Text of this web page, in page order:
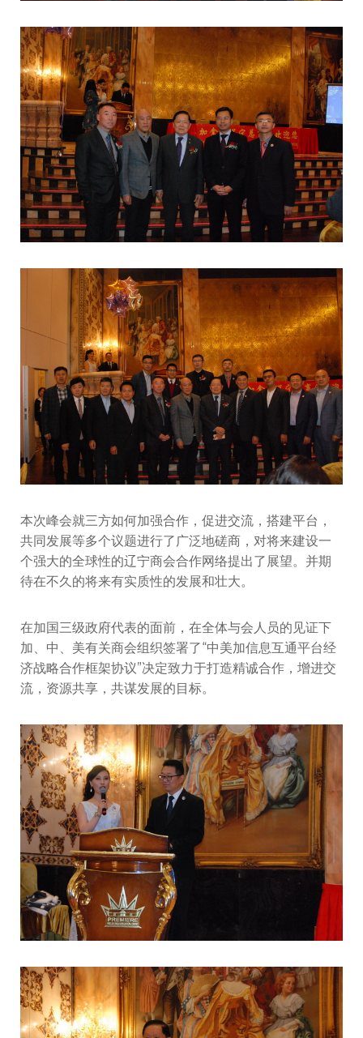
本次峰会就三方如何加强合作，促进交流，搭建平台，
共同发展等多个议题进行了广泛地磋商，对将来建设一
个强大的全球性的辽宁商会合作网络提出了展望。并期
待在不久的将来有实质性的发展和壮大。
在加国三级政府代表的面前，在全体与会人员的见证下
加、中、美有关商会组织签署了“中美加信息互通平台经
济战略合作框架协议”决定致力于打造精诚合作，增进交
流，资源共享，共谋发展的目标。